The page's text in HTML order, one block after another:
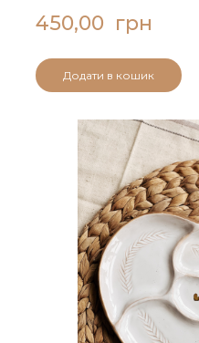
450,00  грн
Додати в кошик